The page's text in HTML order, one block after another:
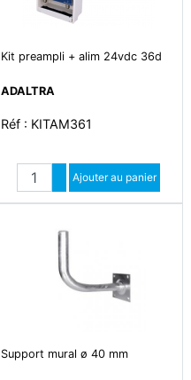
Kit preampli + alim 24vdc 36d
ADALTRA
Réf : KITAM361
Quantité
Augmenter quantité
Diminuer quantité
Ajouter au panier
Support mural ø 40 mm